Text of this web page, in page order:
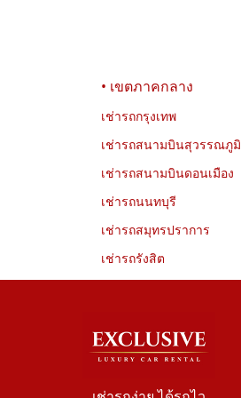
• เขตภาคกลาง
เช่ารถกรุงเทพ
เช่ารถสนามบินสุวรรณภูมิ
เช่ารถสนามบินดอนเมือง
เช่ารถนนทบุรี
เช่ารถสมุทรปราการ
เช่ารถรังสิต